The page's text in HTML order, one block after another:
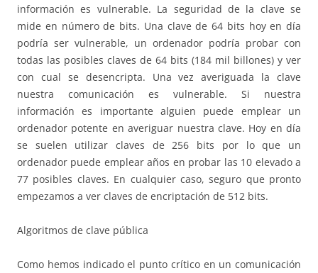
información es vulnerable. La seguridad de la clave se
mide en número de bits. Una clave de 64 bits hoy en día
podría ser vulnerable, un ordenador podría probar con
todas las posibles claves de 64 bits (184 mil billones) y ver
con cual se desencripta. Una vez averiguada la clave
nuestra comunicación es vulnerable. Si nuestra
información es importante alguien puede emplear un
ordenador potente en averiguar nuestra clave. Hoy en día
se suelen utilizar claves de 256 bits por lo que un
ordenador puede emplear años en probar las 10 elevado a
77 posibles claves. En cualquier caso, seguro que pronto
empezamos a ver claves de encriptación de 512 bits.
Algoritmos de clave pública
Como hemos indicado el punto crítico en un comunicación